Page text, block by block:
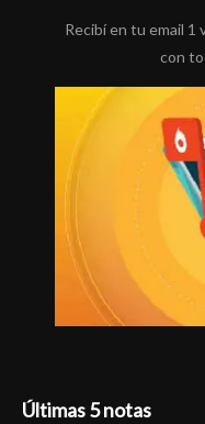
Recibí en tu email
con
Últimas 5 notas